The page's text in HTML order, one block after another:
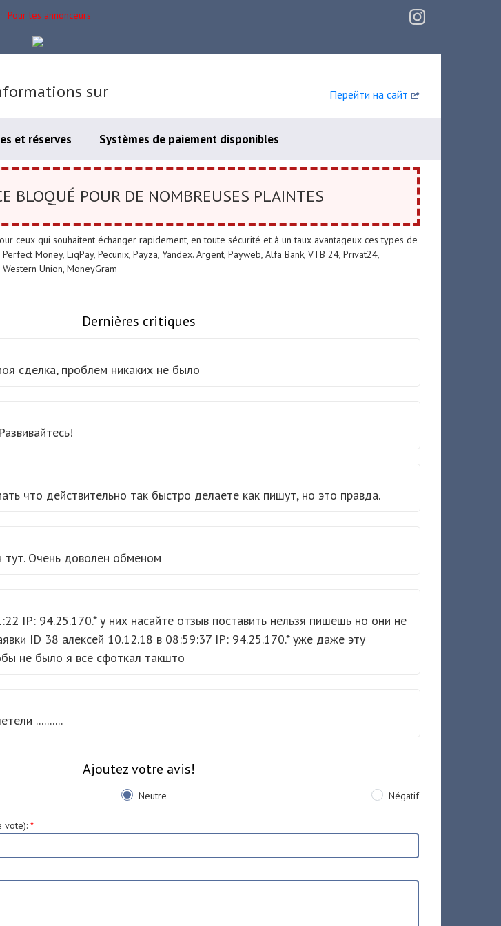
Pour les annonceurs
Перейти на сайт
sur
et réserves Systèmes de paiement disponibles
BLOQUÉ POUR DE NOMBREUSES PLAINTES
ceux qui souhaitent échanger rapidement, en toute sécurité et à un taux avantageux ces types de
Money, LiqPay, Pecunix, Payza, Yandex. Argent, Payweb, Alfa Bank, VTB 24, Privat24,
Union, MoneyGram
Dernières critiques
сделка, проблем никаких не было
что действительно так быстро делаете как пишут, но это правда.
тут. Очень доволен обменом
IP: 94.25.170.* у них насайте отзыв поставить нельзя пишешь но они не
ID 38 алексей 10.12.18 в 08:59:37 IP: 94.25.170.* уже даже эту
не было я все сфоткал такшто
..........
Ajoutez votre avis!
Neutre Négatif
vote): *